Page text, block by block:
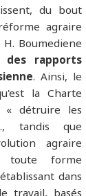
du bout
agraire
Boumediene
rapports
. Ainsi, le
la Charte
« détruire les
tandis que
agraire
toute forme
dans